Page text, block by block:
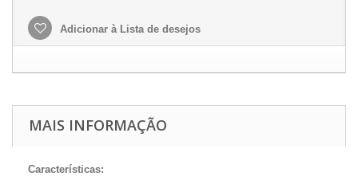
Adicionar à Lista de desejos
MAIS INFORMAÇÃO
Características: